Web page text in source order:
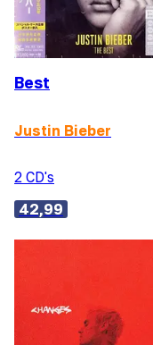
Best
Justin Bieber
2 CD's
42,99